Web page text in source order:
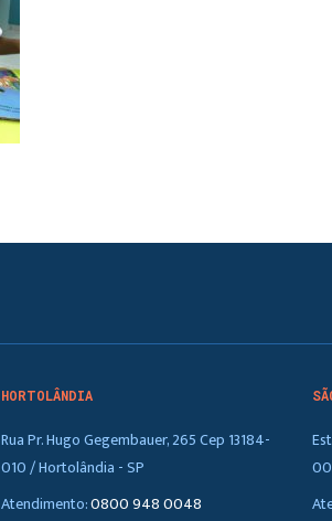
HORTOLÂNDIA
Rua Pr. Hugo Gegembauer, 265 Cep 13184-
010 / Hortolândia - SP
Atendimento:0800 948 0048